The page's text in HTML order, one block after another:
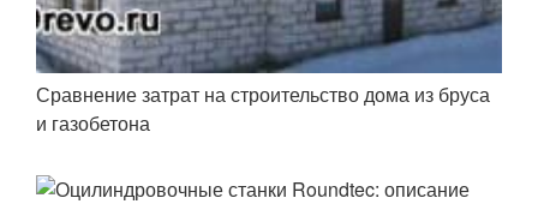
Сравнение затрат на строительство дома из бруса
и газобетона